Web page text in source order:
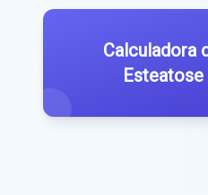
Calculadora